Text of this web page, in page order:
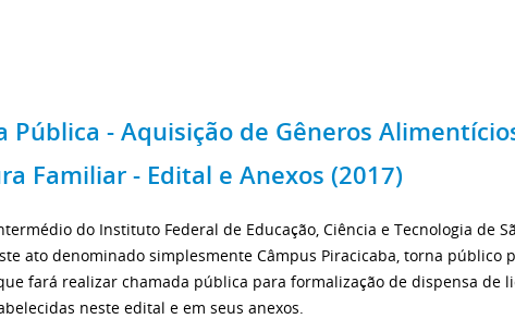
Pública - Aquisição de Gêneros
Familiar - Edital e Anexos (2017)
do Instituto Federal de Educação, Ciência e Tecnologia de
ato denominado simplesmente Câmpus Piracicaba, torna público
fará realizar chamada pública para formalização de dispensa de
neste edital e em seus anexos.